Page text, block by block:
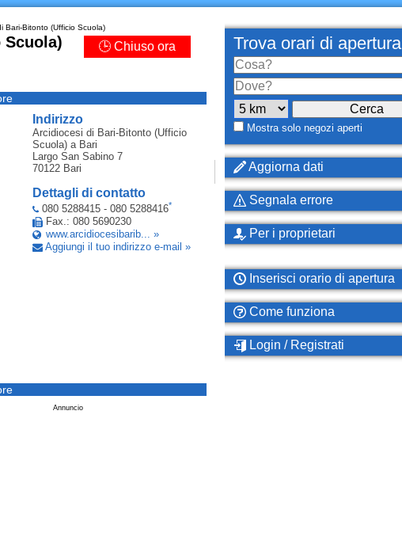
Bari-Bitonto (Ufficio Scuola)
🕒 Chiuso ora
Indirizzo
Arcidiocesi di Bari-Bitonto (Ufficio
Scuola)a Bari
Largo San Sabino 7
70122 Bari
Dettagli di contatto
080 5288415 - 080 5288416*
Fax.: 080 5690230
www.arcidiocesibarib... »
Aggiungi il tuo indirizzo e-mail »
Annuncio
Trova orari di apertura
Mostra solo negozi aperti
Aggiorna dati
Segnala errore
Per i proprietari
Inserisci orario di apertura
Come funziona
Login / Registrati